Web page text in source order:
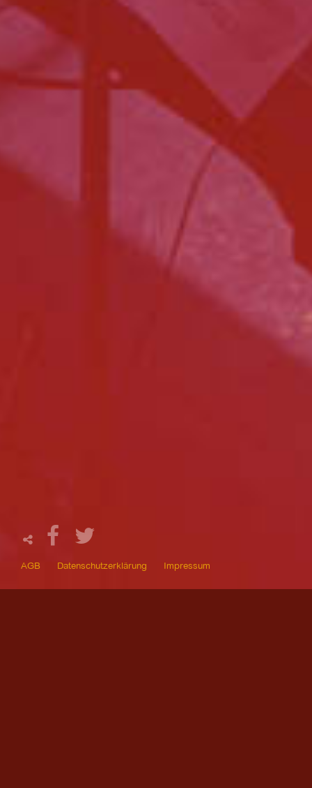
AGB Datenschutzerklärung Impressum